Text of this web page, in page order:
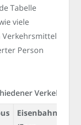
Tabelle
viele
Verkehrsmittel
Person
Eisenbahn